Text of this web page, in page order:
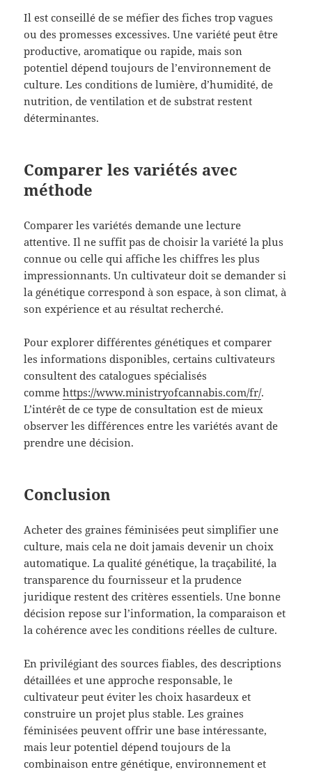
Il est conseillé de se méfier des fiches trop vagues
ou des promesses excessives. Une variété peut être
productive, aromatique ou rapide, mais son
potentiel dépend toujours de l’environnement de
culture. Les conditions de lumière, d’humidité, de
nutrition, de ventilation et de substrat restent
déterminantes.
Comparer les variétés avec
méthode
Comparer les variétés demande une lecture
attentive. Il ne suffit pas de choisir la variété la plus
connue ou celle qui affiche les chiffres les plus
impressionnants. Un cultivateur doit se demander si
la génétique correspond à son espace, à son climat, à
son expérience et au résultat recherché.
Pour explorer différentes génétiques et comparer
les informations disponibles, certains cultivateurs
consultent des catalogues spécialisés
commehttps://www.ministryofcannabis.com/fr/.
L’intérêt de ce type de consultation est de mieux
observer les différences entre les variétés avant de
prendre une décision.
Conclusion
Acheter des graines féminisées peut simplifier une
culture, mais cela ne doit jamais devenir un choix
automatique. La qualité génétique, la traçabilité, la
transparence du fournisseur et la prudence
juridique restent des critères essentiels. Une bonne
décision repose sur l’information, la comparaison et
la cohérence avec les conditions réelles de culture.
En privilégiant des sources fiables, des descriptions
détaillées et une approche responsable, le
cultivateur peut éviter les choix hasardeux et
construire un projet plus stable. Les graines
féminisées peuvent offrir une base intéressante,
mais leur potentiel dépend toujours de la
combinaison entre génétique, environnement et